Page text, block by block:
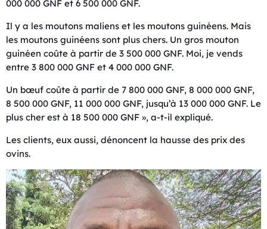
000 000 GNF et 6 500 000 GNF.
Il y a les moutons maliens et les moutons guinéens. Mais
les moutons guinéens sont plus chers. Un gros mouton
guinéen coûte à partir de 3 500 000 GNF. Moi, je vends
entre 3 800 000 GNF et 4 000 000 GNF.
Un bœuf coûte à partir de 7 800 000 GNF, 8 000 000 GNF,
8 500 000 GNF, 11 000 000 GNF, jusqu’à 13 000 000 GNF. Le
plus cher est à 18 500 000 GNF », a-t-il expliqué.
Les clients, eux aussi, dénoncent la hausse des prix des
ovins.